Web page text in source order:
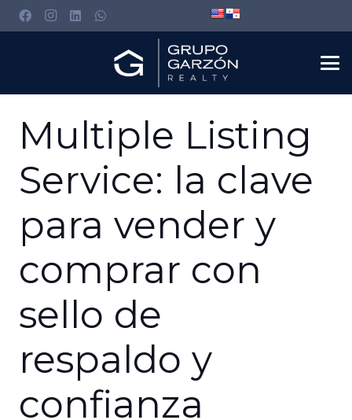
Multiple Listing
Service: la clave
para vender y
comprar con
sello de
respaldo y
confianza